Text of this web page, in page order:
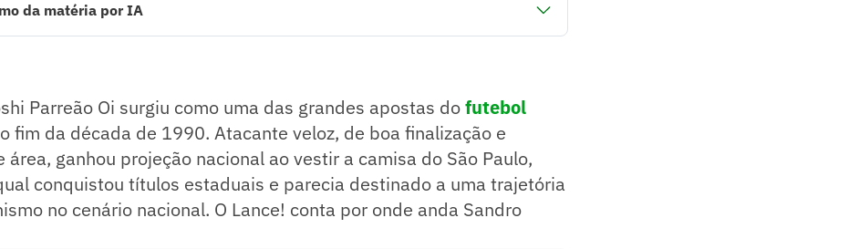
da matéria por IA
pelo jornalista!
Parreão Oi surgiu como uma das grandes apostas dofutebol
fim da década de 1990. Atacante veloz, de boa finalização e
área, ganhou projeção nacional ao vestir a camisa do São Paulo,
conquistou títulos estaduais e parecia destinado a uma trajetória
no cenário nacional. O Lance! conta por onde anda Sandro